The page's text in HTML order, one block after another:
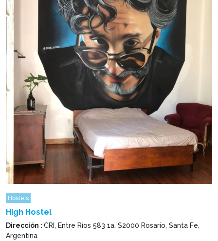
Hostels
High Hostel
Dirección : CRI, Entre Ríos 583 1a, S2000 Rosario, Santa Fe,
Argentina